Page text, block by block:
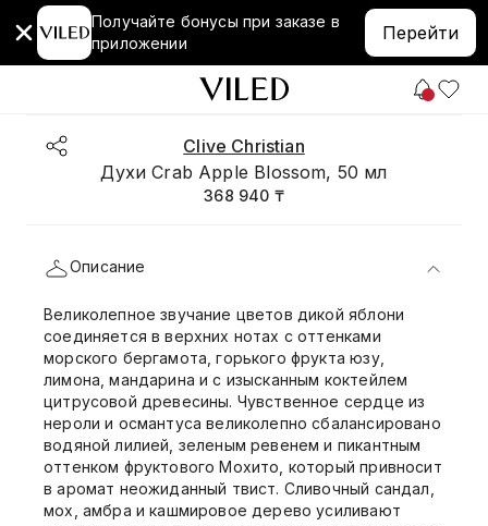
Получайте бонусы при заказе в
приложении
Перейти
Clive Christian
Духи Crab Apple Blossom, 50 мл
368 940 ₸
Описание
Великолепное звучание цветов дикой яблони
соединяется в верхних нотах с оттенками
морского бергамота, горького фрукта юзу,
лимона, мандарина и с изысканным коктейлем
цитрусовой древесины. Чувственное сердце из
нероли и османтуса великолепно сбалансировано
водяной лилией, зеленым ревенем и пикантным
оттенком фруктового Мохито, который привносит
в аромат неожиданный твист. Сливочный сандал,
мох, амбра и кашмировое дерево усиливают